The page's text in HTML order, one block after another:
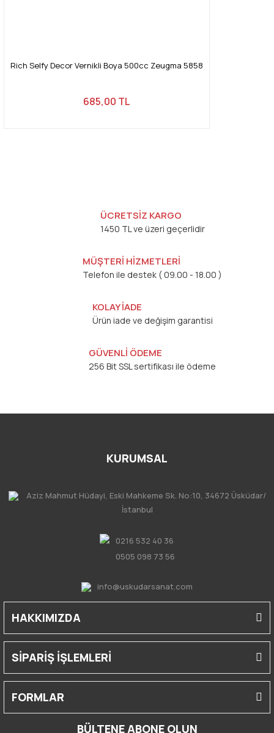
Rich Selfy Decor Vernikli Boya 500cc Zeugma 5858
685,00 TL
ÜCRETSİZ KARGO
1450 TL ve üzeri geçerlidir
MÜŞTERİ HİZMETLERİ
Telefon ile destek ( 09.00 - 18.00 )
KOLAY İADE
Ürün iade ve değişim garantisi
GÜVENLİ ÖDEME
256 Bit SSL sertifikası ile ödeme
KURUMSAL
Aziz Mahmut Hüdayi, Eski Mahkeme Sk. No:10, 34672 Üsküdar/
İstanbul
0216 532 40 36
0505 098 73 56
info@uskudarsanat.com
HAKKIMIZDA
SİPARİŞ İŞLEMLERİ
FORMLAR
BÜLTENE ABONE OLUN